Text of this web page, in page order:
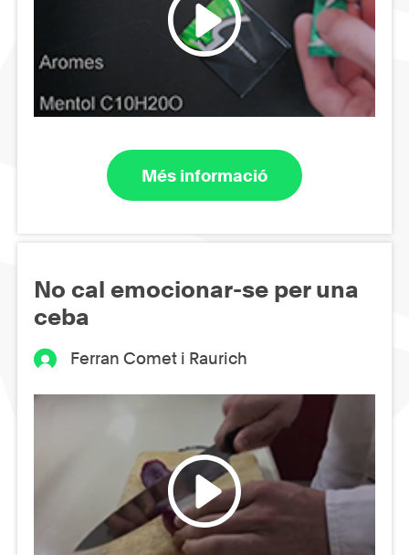
Més informació
No cal emocionar-se per una
ceba
Ferran Comet i Raurich